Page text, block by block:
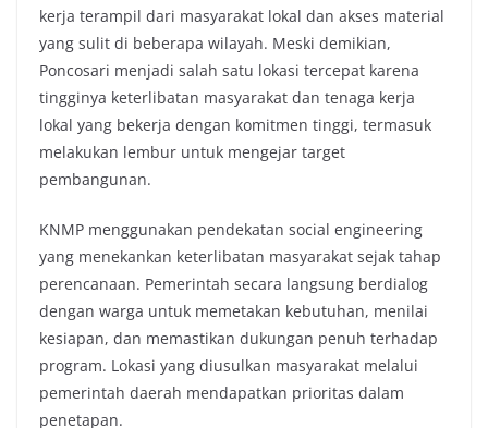
kerja terampil dari masyarakat lokal dan akses material
yang sulit di beberapa wilayah. Meski demikian,
Poncosari menjadi salah satu lokasi tercepat karena
tingginya keterlibatan masyarakat dan tenaga kerja
lokal yang bekerja dengan komitmen tinggi, termasuk
melakukan lembur untuk mengejar target
pembangunan.
KNMP menggunakan pendekatan social engineering
yang menekankan keterlibatan masyarakat sejak tahap
perencanaan. Pemerintah secara langsung berdialog
dengan warga untuk memetakan kebutuhan, menilai
kesiapan, dan memastikan dukungan penuh terhadap
program. Lokasi yang diusulkan masyarakat melalui
pemerintah daerah mendapatkan prioritas dalam
penetapan.